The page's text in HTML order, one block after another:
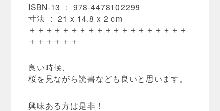
ISBN-13 ‏ : ‎ 978-4478102299
寸法 ‏ : ‎ 21 x 14.8 x 2 cm
＋＋＋＋＋＋＋＋＋＋＋＋＋＋＋＋＋＋＋
＋＋＋＋＋＋
良い時候、
桜を見ながら読書なども良いと思います。
興味ある方は是非！